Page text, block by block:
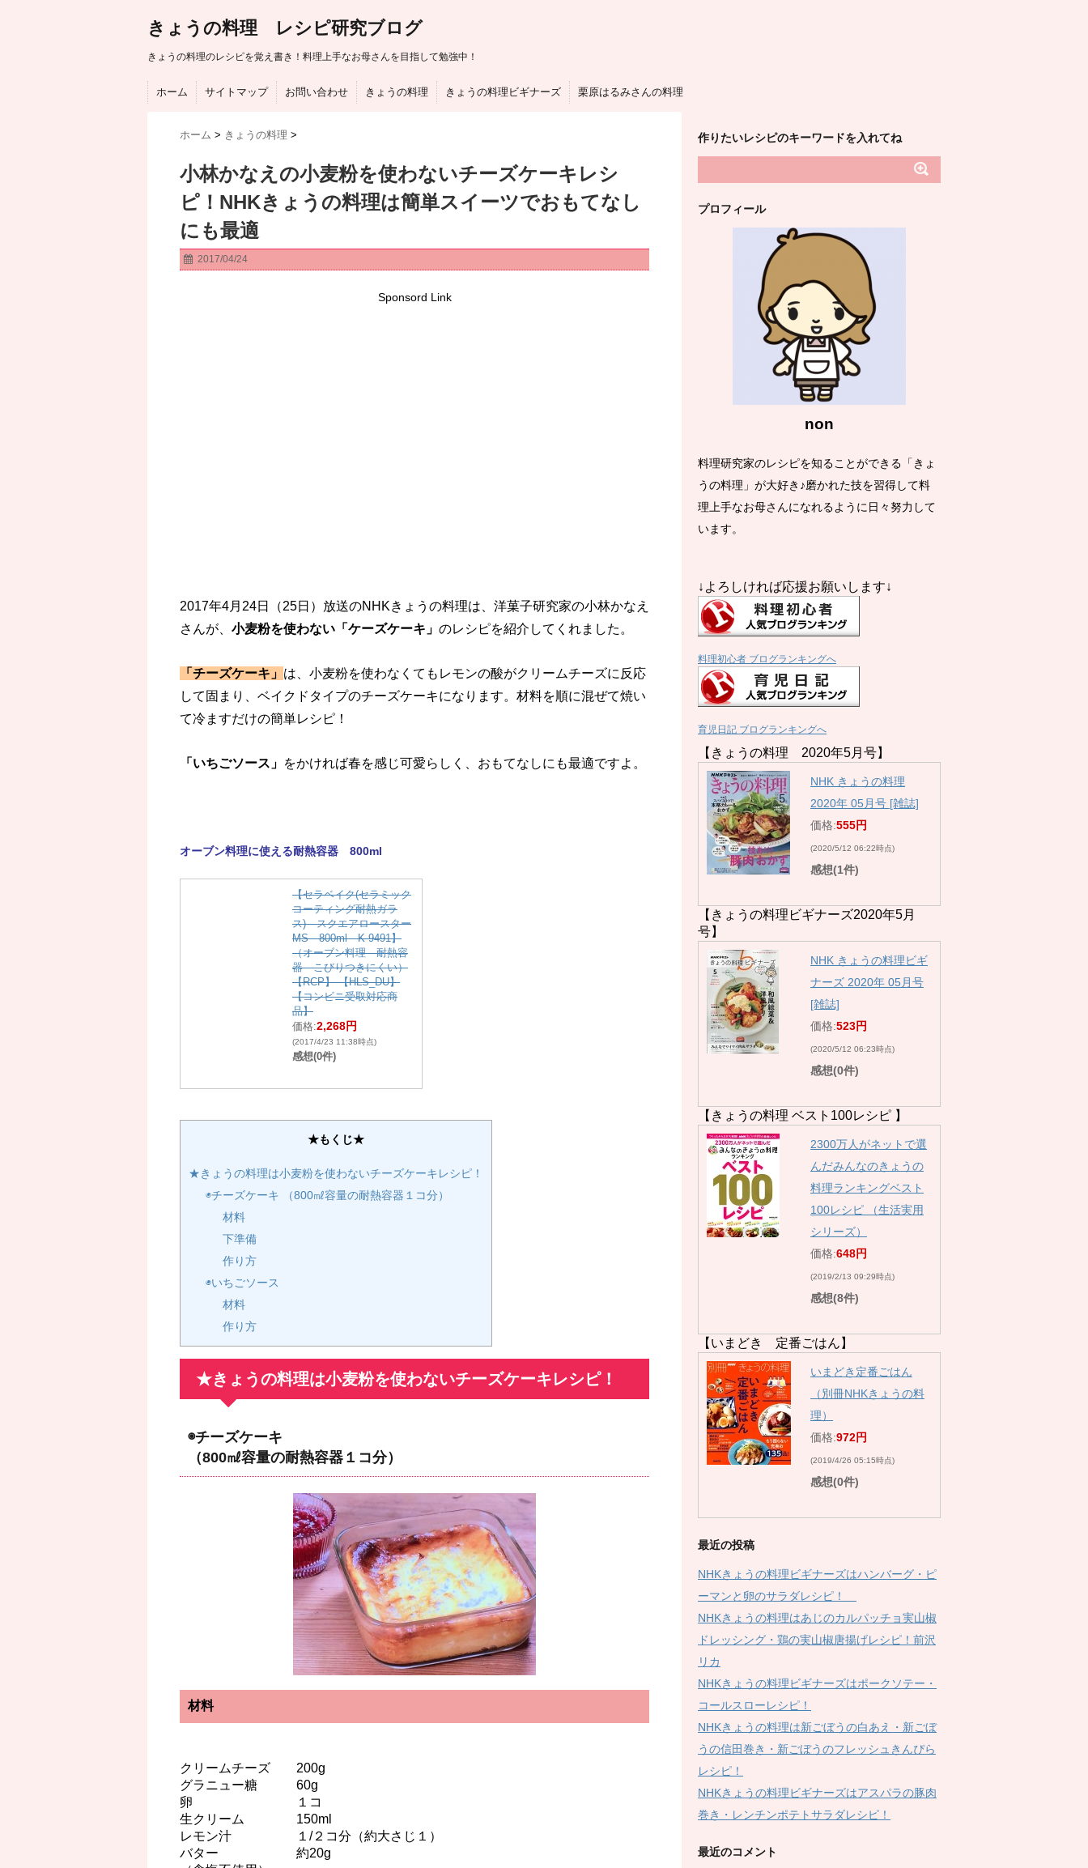
きょうの料理 レシピ研究ブログ
きょうの料理のレシピを覚え書き！料理上手なお母さんを目指して勉強中！
ホーム サイトマップ お問い合わせ きょうの料理 きょうの料理ビギナーズ 栗原はるみさんの料理
ホーム > きょうの料理 >
小林かなえの小麦粉を使わないチーズケーキレシ
ピ！NHKきょうの料理は簡単スイーツでおもてなし
にも最適
2017/04/24
Sponsord Link
2017年4月24日（25日）放送のNHKきょうの料理は、洋菓子研究家の小林かなえ
さんが、 小麦粉を使わない「ケーズケーキ」 のレシピを紹介してくれました。
「チーズケーキ」 は、小麦粉を使わなくてもレモンの酸がクリームチーズに反応
して固まり、ベイクドタイプのチーズケーキになります。材料を順に混ぜて焼い
て冷ますだけの簡単レシピ！
「いちごソース」 をかければ春を感じ可愛らしく、おもてなしにも最適ですよ。
オーブン料理に使える耐熱容器 800ml
【セラベイク(セラミック
コーティング耐熱ガラ
ス) スクエアロースター
MS 800ml K-9491】
（オーブン料理 耐熱容
器 こびりつきにくい）
【RCP】 【HLS_DU】
【コンビニ受取対応商
品】
価格:2,268円
(2017/4/23 11:38時点)
感想(0件)
★もくじ★
★きょうの料理は小麦粉を使わないチーズケーキレシピ！
◉チーズケーキ （800㎖容量の耐熱容器１コ分）
材料
下準備
作り方
◉いちごソース
材料
作り方
★きょうの料理は小麦粉を使わないチーズケーキレシピ！
◉チーズケーキ
（800㎖容量の耐熱容器１コ分）
材料
クリームチーズ 200g
グラニュー糖 60g
卵 １コ
生クリーム 150ml
レモン汁 １/２コ分（約大さじ１）
バター 約20g
作りたいレシピのキーワードを入れてね
プロフィール
non
料理研究家のレシピを知ることができる「きょ
うの料理」が大好き♪磨かれた技を習得して料
理上手なお母さんになれるように日々努力して
います。
↓よろしければ応援お願いします↓
料理初心者 ブログランキングへ
育児日記 ブログランキングへ
【きょうの料理 2020年5月号】
NHK きょうの料理
2020年 05月号 [雑誌]
価格:555円
(2020/5/12 06:22時点)
感想(1件)
【きょうの料理ビギナーズ2020年5月
号】
NHK きょうの料理ビギ
ナーズ 2020年 05月号
[雑誌]
価格:523円
(2020/5/12 06:23時点)
感想(0件)
【きょうの料理 ベスト100レシピ 】
2300万人がネットで選
んだみんなのきょうの
料理ランキングベスト
100レシピ （生活実用
シリーズ）
価格:648円
(2019/2/13 09:29時点)
感想(8件)
【いまどき 定番ごはん】
いまどき定番ごはん
（別冊NHKきょうの料
理）
価格:972円
(2019/4/26 05:15時点)
感想(0件)
最近の投稿
NHKきょうの料理ビギナーズはハンバーグ・ピ
ーマンと卵のサラダレシピ！
NHKきょうの料理はあじのカルパッチョ実山椒
ドレッシング・鶏の実山椒唐揚げレシピ！前沢
リカ
NHKきょうの料理ビギナーズはポークソテー・
コールスローレシピ！
NHKきょうの料理は新ごぼうの白あえ・新ごぼ
うの信田巻き・新ごぼうのフレッシュきんぴら
レシピ！
NHKきょうの料理ビギナーズはアスパラの豚肉
巻き・レンチンポテトサラダレシピ！
最近のコメント